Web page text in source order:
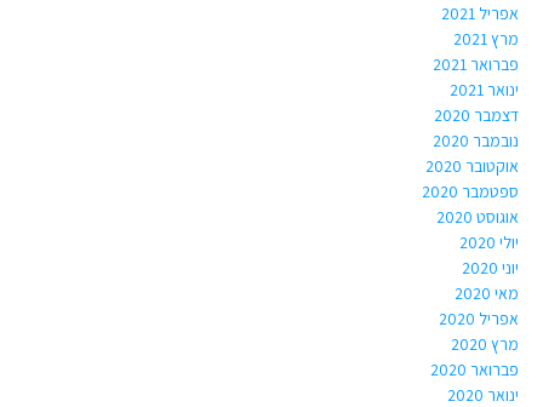
אפריל 2021
מרץ 2021
פברואר 2021
ינואר 2021
דצמבר 2020
נובמבר 2020
אוקטובר 2020
ספטמבר 2020
אוגוסט 2020
יולי 2020
יוני 2020
מאי 2020
אפריל 2020
מרץ 2020
פברואר 2020
ינואר 2020